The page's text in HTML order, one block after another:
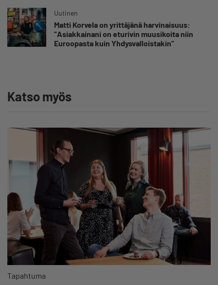
Uutinen
Matti Korvela on yrittäjänä harvinaisuus:
”Asiakkainani on eturivin muusikoita niin
Euroopasta kuin Yhdysvalloistakin”
Katso myös
Tapahtuma